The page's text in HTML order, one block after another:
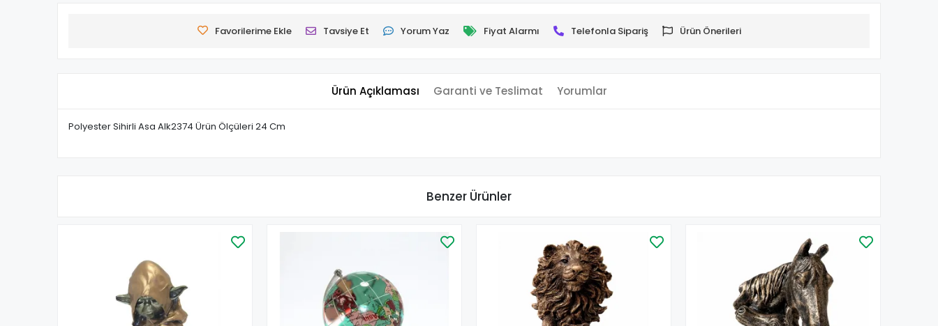
Favorilerime Ekle Tavsiye Et Yorum Yaz Fiyat Alarmı Telefonla Sipariş Ürün Önerileri
Ürün Açıklaması Garanti ve Teslimat Yorumlar
Polyester Sihirli Asa Alk2374 Ürün Ölçüleri 24 Cm
Benzer Ürünler